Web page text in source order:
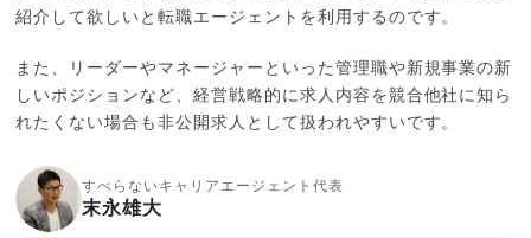
紹介して欲しいと転職エージェントを利用するのです。
また、リーダーやマネージャーといった管理職や新規事業の新
しいポジションなど、経営戦略的に求人内容を競合他社に知ら
れたくない場合も非公開求人として扱われやすいです。
すべらないキャリアエージェント代表
末永雄大